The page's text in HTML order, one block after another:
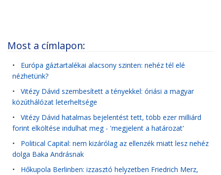
Most a címlapon:
• Európa gáztartalékai alacsony szinten: nehéz tél elé
nézhetünk?
• Vitézy Dávid szembesített a tényekkel: óriási a magyar
közúthálózat leterheltsége
• Vitézy Dávid hatalmas bejelentést tett, több ezer milliárd
forint elköltése indulhat meg - 'megjelent a határozat'
• Political Capital: nem kizárólag az ellenzék miatt lesz nehéz
dolga Baka Andrásnak
• Hőkupola Berlinben: izzasztó helyzetben Friedrich Merz,